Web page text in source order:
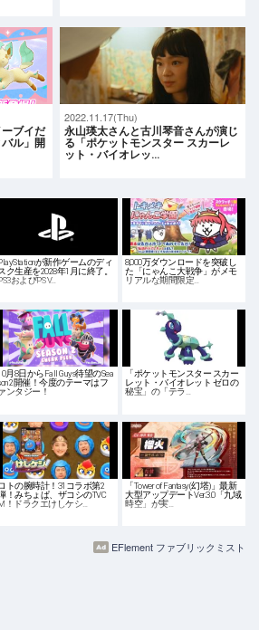
ーブイだ
ル」開
2022.11.17(Thu)
永山瑛太さんと古川琴音さんが演じ
る「ポケットモンスター スカーレ
ット・バイオレッ…
が新作ゲームのディ
ク生産を2028年1月に終了。
およびPS V…
8,000万ダウンロードを突破し
た「にゃんこ大戦争」がメモ
リアルな期間限定…
月8日からFall Guys待望のSea
2開催！今度のテーマはフ
ァンタジー！
「ポケットモンスター スカー
レット・バイオレット ゼロの
秘宝」の「テラ…
トの腕時計！31コラボ第2
！みちょぱ、ザコシのTVC
！ドラクエけしケシ…
「Tower of Fantasy(幻塔)」最新
大型アップデートVer.3.0「九域
時空」が実…
EFlement ファブリックミスト